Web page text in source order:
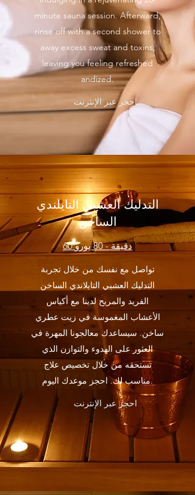
minute sauna session. Afterward,
rinse off with a second shower to
away excess sweat and toxins,
leaving you feeling refreshed
andized.
احجز عبر الإنترنت
التدليك العشبي التايلندي
الساخن
60 دقيقة - 80 يورو
تواصل مع نفسك من خلال تجربة
التدليك العشبي التايلاندي الساخن
الفريد والمريح لدينا مع أكياس
الأعشاب المغموسة في زيت عطري
ساخن. سيساعدك معالجونا المهرة في
العثور على الهدوء والتوازن الذي
تستحقه من خلال تخصيص علاج
مناسب لك. احجز موعدك اليوم.
احجز عبر الإنترنت